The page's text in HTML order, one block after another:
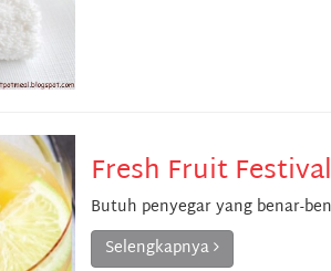
Fresh Fruit
Butuh penyegar yang benar-
Selengkapnya